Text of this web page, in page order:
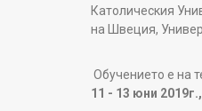
Католическия
на Швеция,
Обучението е на
11 - 13 юни